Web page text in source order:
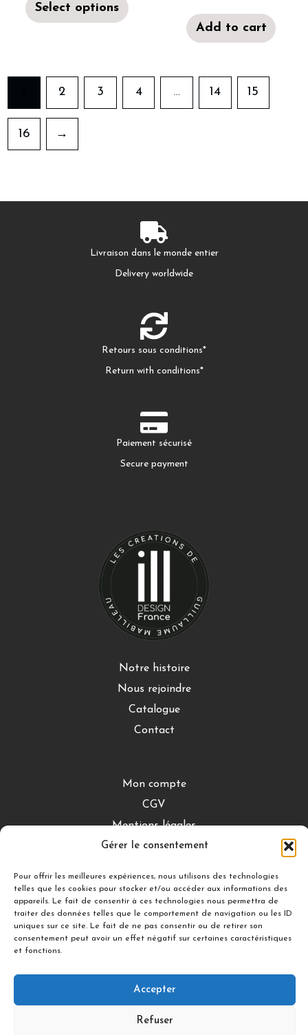
Gérer le consentement
Pour offrir les meilleures expériences, nous utilisons des technologies
telles que les cookies pour stocker et/ou accéder aux informations des
appareils. Le fait de consentir à ces technologies nous permettra de
traiter des données telles que le comportement de navigation ou les ID
uniques sur ce site. Le fait de ne pas consentir ou de retirer son
consentement peut avoir un effet négatif sur certaines caractéristiques
et fonctions.
Accepter
Refuser
Select options
Add to cart
2 3 4 … 14 15
16 →
Livraison dans le monde entier
Delivery worldwide
Retours sous conditions*
Return with conditions*
Paiement sécurisé
Secure payment
Notre histoire
Nous rejoindre
Catalogue
Contact
Mon compte
CGV
Mentions légales
Conditions de retour
DÉCOUVRIR
Nuances Gourmandes
Silicon’ Palet
Suivez-nous